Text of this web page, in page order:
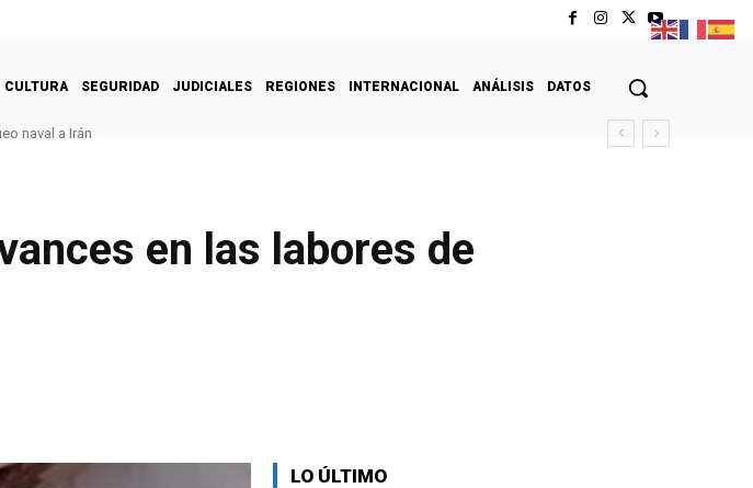
CULTURA SEGURIDAD JUDICIALES REGIONES INTERNACIONAL ANÁLISIS DATOS
naval a Irán
en las labores de
LO ÚLTIMO